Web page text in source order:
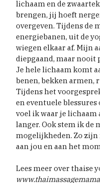
lichaam en de
brengen, jij hoeft
overgeven. Tijdens de
energiebanen, uit de
wiegen elkaar af. Mijn
diepgaand, maar nooit
Je hele lichaam komt
benen, bekken armen,
Tijdens het
en eventuele blessures
voel ik waar je
langer. Ook stem ik de
mogelijkheden. Zo zijn
aan jou en aan het
Lees meer over thaise